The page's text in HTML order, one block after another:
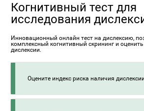
Когнитивный тест для
исследования
Инновационный онлайн тест на дислексию,
комплексный когнитивный скрининг и
дислексии.
Оцените индекс риска наличия дислексии